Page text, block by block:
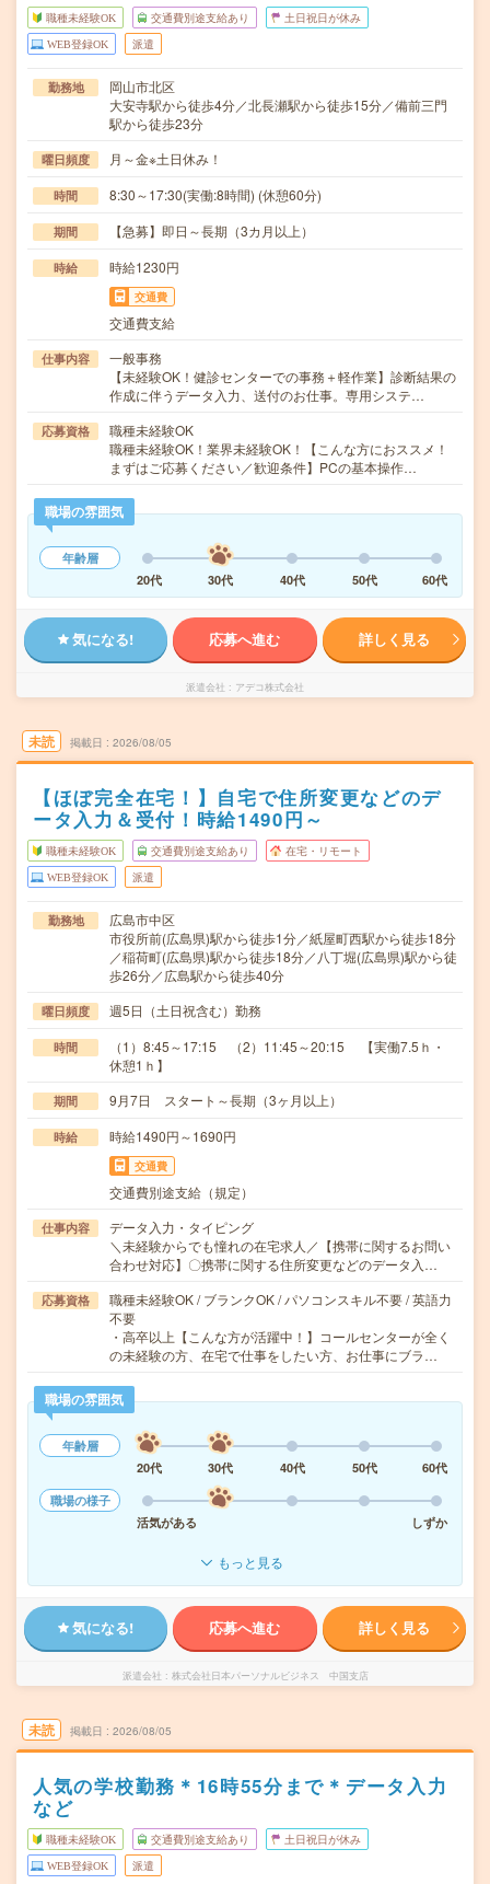
職種未経験OK 交通費別途支給あり 土日祝日が休み
WEB登録OK 派遣
勤務地
岡山市北区
大安寺駅から徒歩4分／北長瀬駅から徒歩15分／備前三門
駅から徒歩23分
曜日頻度 月～金※土日休み！
時間 8:30～17:30(実働:8時間) (休憩60分)
期間 【急募】即日～長期（3カ月以上）
時給 時給1230円
交通費
交通費支給
仕事内容
一般事務
【未経験OK！健診センターでの事務＋軽作業】診断結果の
作成に伴うデータ入力、送付のお仕事。専用システ…
応募資格
職種未経験OK
職種未経験OK！業界未経験OK！【こんな方におススメ！
まずはご応募ください／歓迎条件】PCの基本操作…
職場の雰囲気
年齢層
20代
30代 40代 50代 60代
気になる! 応募へ進む 詳しく見る
派遣会社 アデコ株式会社
未読 掲載日 2026/08/05
【ほぼ完全在宅！】自宅で住所変更などのデ
ータ入力＆受付！時給1490円～
職種未経験OK 交通費別途支給あり 在宅・リモート
WEB登録OK 派遣
勤務地
広島市中区
市役所前(広島県)駅から徒歩1分／紙屋町西駅から徒歩18分
／稲荷町(広島県)駅から徒歩18分／八丁堀(広島県)駅から徒
歩26分／広島駅から徒歩40分
曜日頻度 週5日（土日祝含む）勤務
時間
（1）8:45～17:15 （2）11:45～20:15 【実働7.5ｈ・
休憩1ｈ】
期間 9月7日 スタート～長期（3ヶ月以上）
時給 時給1490円～1690円
交通費
交通費別途支給（規定）
仕事内容
データ入力・タイピング
＼未経験からでも憧れの在宅求人／【携帯に関するお問い
合わせ対応】〇携帯に関する住所変更などのデータ入…
応募資格
職種未経験OK / ブランクOK / パソコンスキル不要 / 英語力
不要
・高卒以上【こんな方が活躍中！】コールセンターが全く
の未経験の方、在宅で仕事をしたい方、お仕事にブラ…
職場の雰囲気
年齢層
20代
30代 40代 50代
60代
職場の様子
活気がある
しずか
もっと見る
気になる! 応募へ進む 詳しく見る
派遣会社 株式会社日本パーソナルビジネス 中国支店
未読 掲載日 2026/08/05
人気の学校勤務＊16時55分まで＊データ入力
など
職種未経験OK 交通費別途支給あり 土日祝日が休み
WEB登録OK 派遣